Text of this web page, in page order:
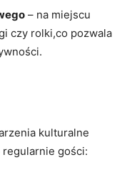
– na miejscu
czy rolki,co pozwala
kulturalne
gości: